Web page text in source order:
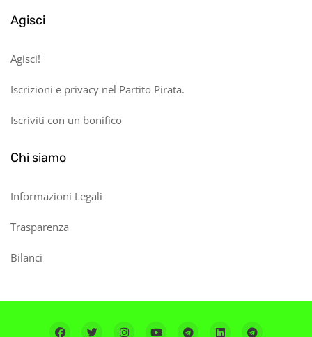
Agisci
Agisci!
Iscrizioni e privacy nel Partito Pirata.
Iscriviti con un bonifico
Chi siamo
Informazioni Legali
Trasparenza
Bilanci